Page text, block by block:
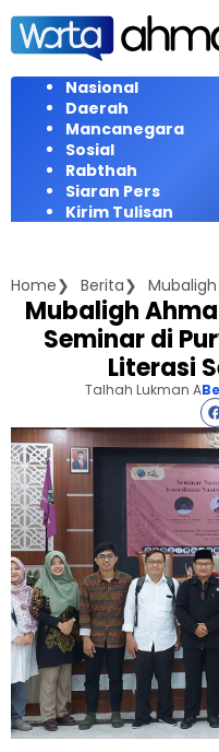
Langsung
konten
Nasional
Daerah
Mancanegara
Sosial
Rabthah
Siaran Pers
Kirim Tulisan
Home Berita
Mubaligh
Seminar di
Literasi
Talhah Lukman A